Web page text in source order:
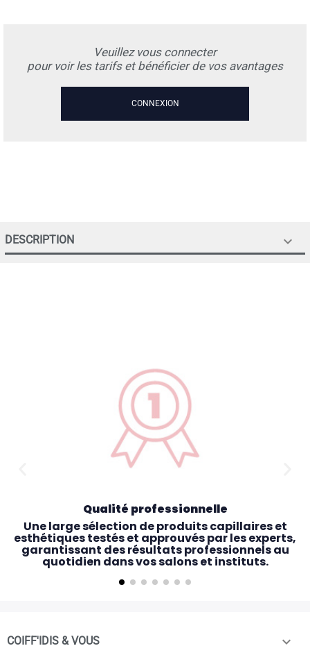
Veuillez vous connecter
pour voir les tarifs et bénéficier de vos avantages
CONNEXION
DESCRIPTION 
Qualité professionnelle
Une large sélection de produits capillaires et
esthétiques testés et approuvés par les experts,
garantissant des résultats professionnels au
quotidien dans vos salons et instituts.
COIFF'IDIS & VOUS 